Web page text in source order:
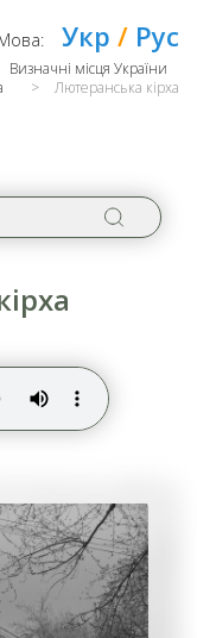
Укр / Рус
Визначні місця України
> Лютеранська кірха